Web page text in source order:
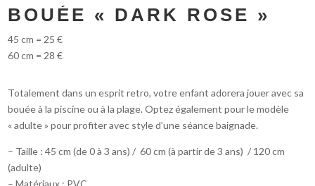
BOUÉE « DARK ROSE »
45 cm = 25 €
60 cm = 28 €
Totalement dans un esprit retro, votre enfant adorera jouer avec sa
bouée à la piscine ou à la plage. Optez également pour le modèle
« adulte » pour profiter avec style d’une séance baignade.
– Taille : 45 cm (de 0 à 3 ans) / 60 cm (à partir de 3 ans) / 120 cm
(adulte)
– Matériaux : PVC